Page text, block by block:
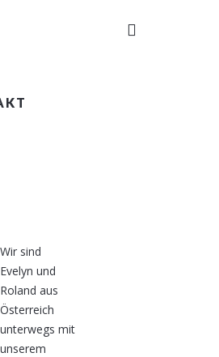
Wir sind
Evelyn und
Roland aus
Österreich
unterwegs mit
unserem